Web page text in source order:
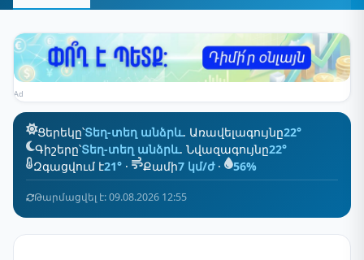
Ad
Ցերեկը՝Տեղ-տեղ անձրև. Առավելագույնը22°
Գիշերը՝Տեղ-տեղ անձրև. Նվազագույնը22°
Զգացվում է21° · Քամի7 կմ/ժ· 56%
Թարմացվել է: 09.08.2026 12:55